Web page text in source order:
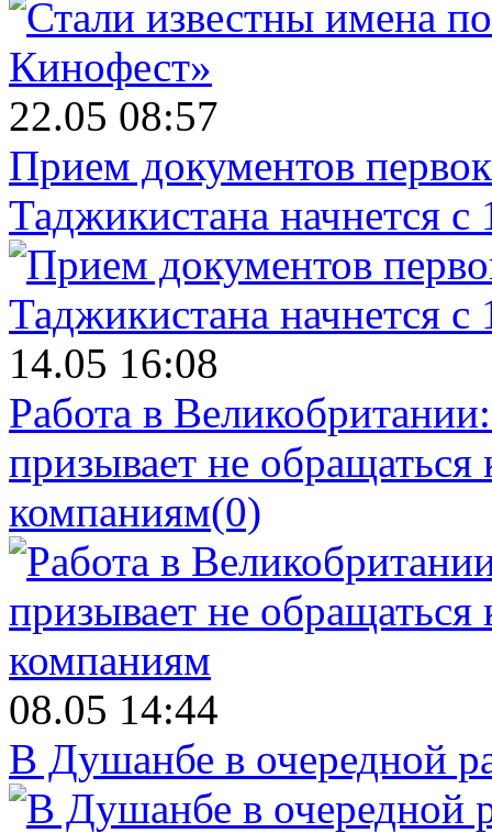
22.05 08:57
Прием документов
Таджикистана начнется с
14.05 16:08
Работа в
призывает не
компаниям(0)
08.05 14:44
В Душанбе в очередной